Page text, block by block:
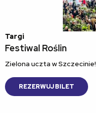
Targi
Festiwal Roślin
Zielona uczta w Szczecinie!
REZERWUJ BILET